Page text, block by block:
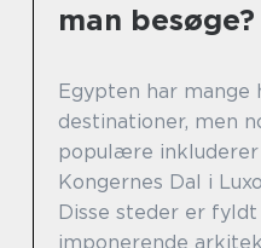
man besøge?
Egypten har mange
destinationer, men
populære inkluderer
Kongernes Dal i
Disse steder er
imponerende